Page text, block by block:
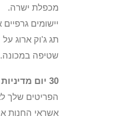
מכפלת ישרה.
יישומים גרפיים
תג ג'וק ארוג
שטיפה במכונה.
30 יום מדיניות החזר והחזר כספי
אשראי החנות